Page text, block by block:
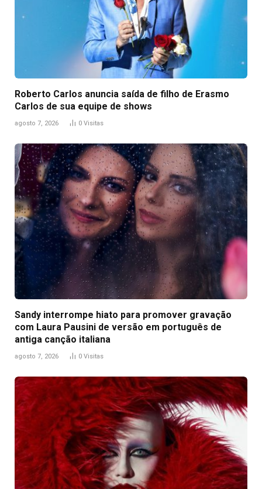
Roberto Carlos anuncia saída de filho de Erasmo
Carlos de sua equipe de shows
agosto 7, 2026 0 Visitas
Sandy interrompe hiato para promover gravação
com Laura Pausini de versão em português de
antiga canção italiana
agosto 7, 2026 0 Visitas